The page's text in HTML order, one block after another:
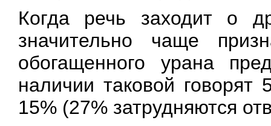
Когда речь заходит о
значительно чаще
обогащенного урана
наличии таковой
15% (27% затрудняются